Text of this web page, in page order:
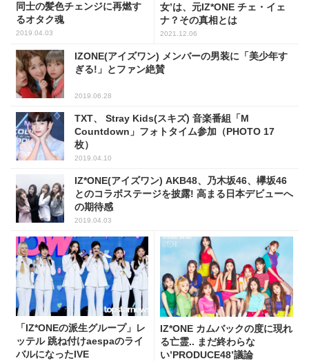
同士の髪色チェンジに再燃す
るオタク魂
2019.04.03
女’は、元IZ*ONE チェ・イェ
ナ？その真相とは
2021.12.06
IZONE(アイズワン) メンバーの男装に「美少年す
ぎる!」とファン絶賛
2019.06.28
TXT、 Stray Kids(スキズ) 音楽番組「M
Countdown」フォトタイム参加（PHOTO 17
枚）
2019.04.10
IZ*ONE(アイズワン) AKB48、乃木坂46、欅坂46
とのコラボステージを披露! 高まる日本デビューへ
の期待感
2019.04.03
「IZ*ONEの派生グループ」レ
ッテル 跳ね付けaespaのライ
バルになったIVE
IZ*ONE カムバックの度に現れ
る亡霊.. まだ終わらな
い’PRODUCE48’議論